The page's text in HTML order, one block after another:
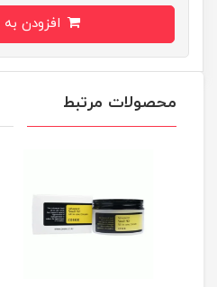
محصولات مرتبط